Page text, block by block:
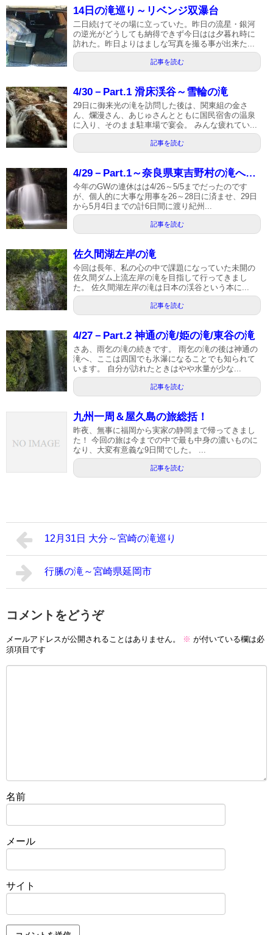
14日の滝巡り～リベンジ双瀑台
二日続けてその場に立っていた。昨日の流星・銀河
の逆光がどうしても納得できず今日はは夕暮れ時に
訪れた。昨日よりはましな写真を撮る事が出来た...
記事を読む
4/30－Part.1 滑床渓谷～雪輪の滝
29日に御来光の滝を訪問した後は、関東組の金さ
ん、爛漫さん、あじゅさんとともに国民宿舎の温泉
に入り、そのまま駐車場で宴会。 みんな疲れてい...
記事を読む
4/29－Part.1～奈良県東吉野村の滝へ…
今年のGWの連休はは4/26～5/5までだったのです
が、個人的に大事な用事を26～28日に済ませ、29日
から5月4日までの計6日間に渡り紀州...
記事を読む
佐久間湖左岸の滝
今回は長年、私の心の中で課題になっていた未開の
佐久間ダム上流左岸の滝を目指して行ってきまし
た。 佐久間湖左岸の滝は日本の渓谷という本に...
記事を読む
4/27－Part.2 神通の滝/姫の滝/東谷の滝
さあ、雨乞の滝の続きです。 雨乞の滝の後は神通の
滝へ、ここは四国でも氷瀑になることでも知られて
います。 自分が訪れたときはやや水量が少な...
記事を読む
九州一周＆屋久島の旅総括！
昨夜、無事に福岡から実家の静岡まで帰ってきまし
た！ 今回の旅は今までの中で最も中身の濃いものに
なり、大変有意義な9日間でした。 ...
記事を読む
12月31日 大分～宮崎の滝巡り
行縢の滝～宮崎県延岡市
コメントをどうぞ
メールアドレスが公開されることはありません。 ※ が付いている欄は必
須項目です
名前
メール
サイト